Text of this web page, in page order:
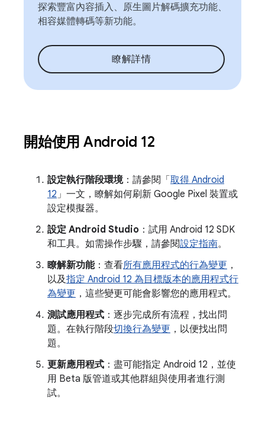
探索豐富內容插入、原生圖片解碼擴充功能、
相容媒體轉碼等新功能。
瞭解詳情
開始使用 Android 12
設定執行階段環境：請參閱「取得 Android
12 」一文，瞭解如何刷新 Google Pixel 裝置或
設定模擬器。
設定 Android Studio ：試用 Android 12 SDK
和工具。如需操作步驟，請參閱設定指南。
瞭解新功能：查看所有應用程式的行為變更 ，
以及指定 Android 12 為目標版本的應用程式行
為變更 ，這些變更可能會影響您的應用程式。
測試應用程式 ：逐步完成所有流程，找出問
題。在執行階段切換行為變更 ，以便找出問
題。
更新應用程式 ：盡可能指定 Android 12，並使
用 Beta 版管道或其他群組與使用者進行測
試。